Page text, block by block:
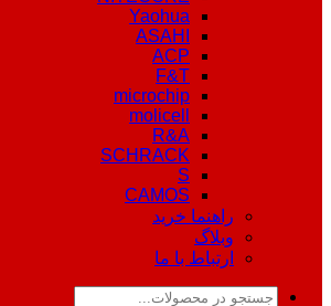
Yaohua
ASAHI
ACP
F&T
microchip
molicell
R&A
SCHRACK
S
CAMOS
راهنما خرید
وبلاگ
ارتباط با ما
جستجو